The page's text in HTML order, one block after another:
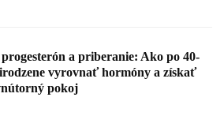
a priberanie: Ako po 40-
vyrovnať hormóny a získať
pokoj